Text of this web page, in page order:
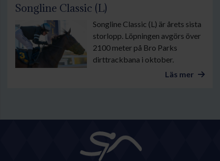
Songline Classic (L)
Songline Classic (L) är årets sista
storlopp. Löpningen avgörs över
2100 meter på Bro Parks
dirttrackbana i oktober.
Läs mer